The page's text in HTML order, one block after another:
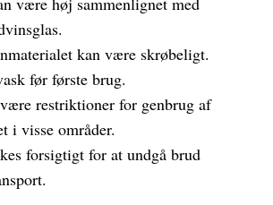
kan være skrøbeligt.
før første brug.
restriktioner for genbrug af
i visse områder.
forsigtigt for at undgå brud